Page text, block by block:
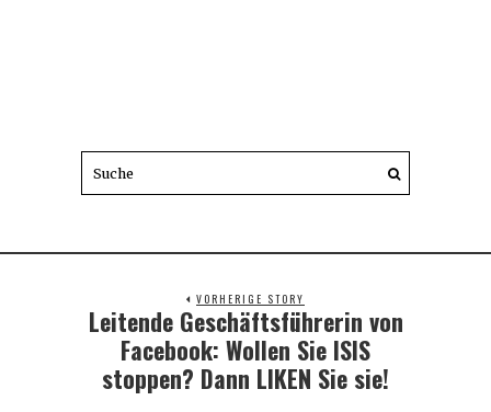
VORHERIGE STORY
Previous
post:
Leitende Geschäftsführerin von
Facebook: Wollen Sie ISIS
stoppen? Dann LIKEN Sie sie!